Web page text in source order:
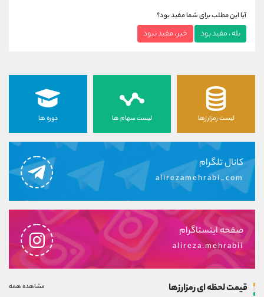
آیا این مطلب برای شما مفید بود؟
بله ، مفید بود خیر ، مفید نبود
لیست رمزارزها لیست سهام ها دوره ها
کانال تلگرام
alirezamehrabi_com
صفحه اینستاگرام
alireza.mehrabii
قیمت لحظه ای رمزارزها مشاهده همه